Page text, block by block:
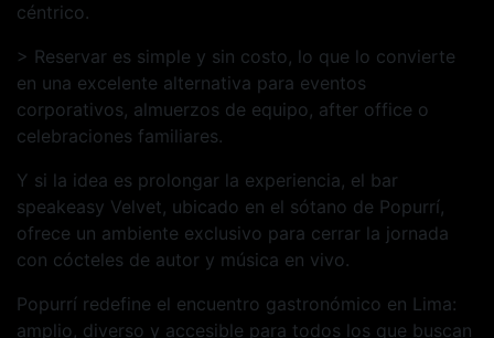
céntrico.
> Reservar es simple y sin costo, lo que lo convierte
en una excelente alternativa para eventos
corporativos, almuerzos de equipo, after office o
celebraciones familiares.
Y si la idea es prolongar la experiencia, el bar
speakeasy Velvet, ubicado en el sótano de Popurrí,
ofrece un ambiente exclusivo para cerrar la jornada
con cócteles de autor y música en vivo.
Popurrí redefine el encuentro gastronómico en Lima:
amplio, diverso y accesible para todos los que buscan